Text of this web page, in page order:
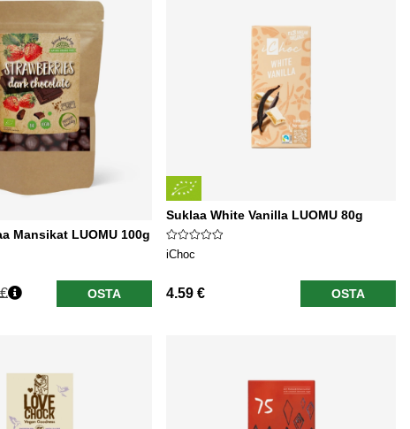
Mansikat LUOMU 100g
OSTA
Suklaa White Vanilla LUOMU 80g
iChoc
4.59 € OSTA